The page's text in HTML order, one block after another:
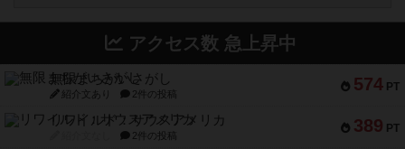
アクセス数 急上昇中
574 PT
無限まちがいさがし
紹介文あり 2件の投稿
389 PT
リワイルド：サウスアメリカ
2件の投稿